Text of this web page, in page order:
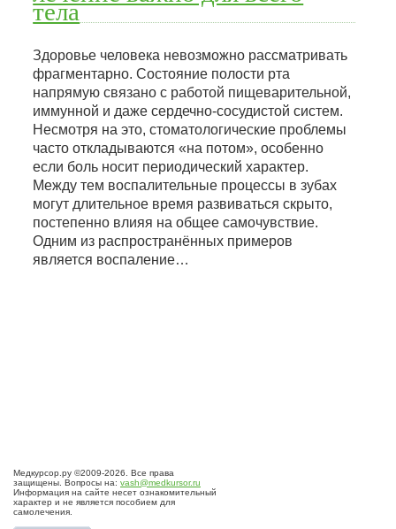
тела
Здоровье человека невозможно рассматривать
фрагментарно. Состояние полости рта
напрямую связано с работой пищеварительной,
иммунной и даже сердечно-сосудистой систем.
Несмотря на это, стоматологические проблемы
часто откладываются «на потом», особенно
если боль носит периодический характер.
Между тем воспалительные процессы в зубах
могут длительное время развиваться скрыто,
постепенно влияя на общее самочувствие.
Одним из распространённых примеров
является воспаление…
Медкурсор.ру ©2009-2026. Все права
защищены. Вопросы на: vash@medkursor.ru
Информация на сайте несет ознакомительный
характер и не является пособием для
самолечения.